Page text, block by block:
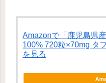
Amazonで「鹿児島県
100% 720粒×70mg タ
を見る